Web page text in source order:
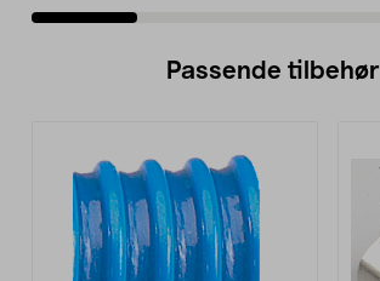
Passende tilbehør